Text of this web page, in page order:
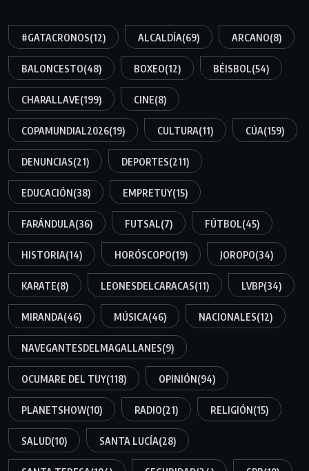
#GATACRONOS(12) ALCALDÍA(69) ARCANO(8)
BALONCESTO(48) BOXEO(12) BÉISBOL(54)
CHARALLAVE(199) CINE(8)
COPAMUNDIAL2026(19) CULTURA(11) CÚA(159)
DENUNCIAS(21) DEPORTES(211)
EDUCACIÓN(38) EMPRETUY(15)
FARÁNDULA(36) FUTSAL(7) FÚTBOL(45)
HISTORIA(14) HORÓSCOPO(19) JOROPO(34)
KARATE(8) LEONESDELCARACAS(11) LVBP(34)
MIRANDA(46) MÚSICA(46) NACIONALES(12)
NAVEGANTESDELMAGALLANES(9)
OCUMARE DEL TUY(118) OPINIÓN(94)
PLANETSHOW(10) RADIO(21) RELIGIÓN(15)
SALUD(10) SANTA LUCÍA(28)